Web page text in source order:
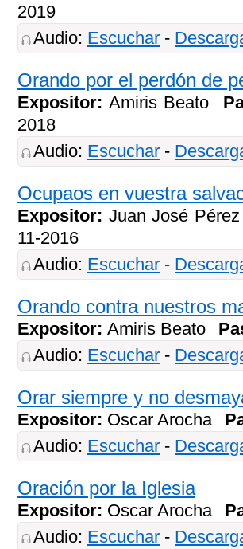
2019
Audio: Escuchar -
Orando por el perdón de
Expositor: Amiris Beato
2018
Audio: Escuchar -
Ocupaos en vuestra
Expositor: Juan José Pérez
11-2016
Audio: Escuchar -
Orando contra nuestros
Expositor: Amiris Beato
Audio: Escuchar -
Orar siempre y no
Expositor: Oscar Arocha
Audio: Escuchar -
Oración por la Iglesia
Expositor: Oscar Arocha
Audio: Escuchar -